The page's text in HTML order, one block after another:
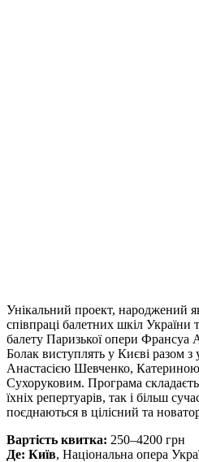
Унікальний проект, народжений
співпраці балетних шкіл України
балету Паризької опери Франсуа
Болак виступлять у Києві разом
Анастасією Шевченко,
Сухоруковим. Програма
їхніх репертуарів, так і більш
поєднаються в цілісний та
Вартість квитка: 250–4200 грн
Де: Київ, Національна опера